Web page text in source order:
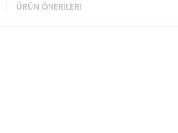
ÜRÜN ÖNERILERI